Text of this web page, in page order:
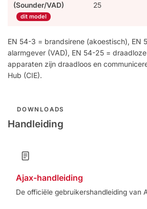
(Sounder/VAD)
dit model
25
EN 54-3 = brandsirene (akoestisch), EN
alarmgever (VAD), EN 54-25 =
apparaten zijn draadloos en
Hub (CIE).
DOWNLOADS
Handleiding
Ajax-handleiding
De officiële gebruikershandleiding van